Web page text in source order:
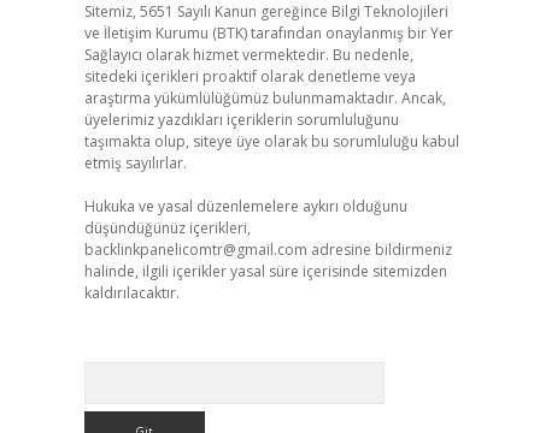
Sitemiz, 5651 Sayılı Kanun gereğince Bilgi Teknolojileri
ve İletişim Kurumu (BTK) tarafından onaylanmış bir Yer
Sağlayıcı olarak hizmet vermektedir. Bu nedenle,
sitedeki içerikleri proaktif olarak denetleme veya
araştırma yükümlülüğümüz bulunmamaktadır. Ancak,
üyelerimiz yazdıkları içeriklerin sorumluluğunu
taşımakta olup, siteye üye olarak bu sorumluluğu kabul
etmiş sayılırlar.
Hukuka ve yasal düzenlemelere aykırı olduğunu
düşündüğünüz içerikleri,
backlinkpanelicomtr@gmail.com adresine bildirmeniz
halinde, ilgili içerikler yasal süre içerisinde sitemizden
kaldırılacaktır.